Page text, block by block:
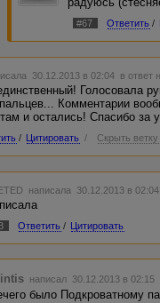
#67 Ответить /
30.12.2013 в 02:04 в ответ
Голосовала
Комментарии
и остались! Спасибо за
/ Цитировать / Скрыть ветку
написала 30.12.2013 в
Ответить / Цитировать
написал 30.12.2013 в 02:15
было Подкроватному